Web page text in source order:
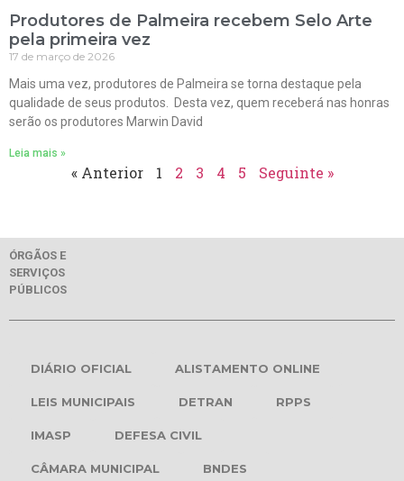
Produtores de Palmeira recebem Selo Arte
pela primeira vez
17 de março de 2026
Mais uma vez, produtores de Palmeira se torna destaque pela
qualidade de seus produtos. Desta vez, quem receberá nas honras
serão os produtores Marwin David
Leia mais »
« Anterior 1 2 3 4 5 Seguinte »
ÓRGÃOS E
SERVIÇOS
PÚBLICOS
DIÁRIO OFICIAL ALISTAMENTO ONLINE
LEIS MUNICIPAIS DETRAN RPPS
IMASP DEFESA CIVIL
CÂMARA MUNICIPAL BNDES